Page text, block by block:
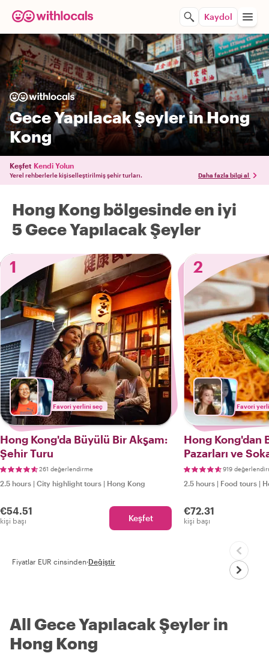
Kaydol
Gece Yapılacak Şeyler in Hong
Kong
Keşfet Kendi Yolun
Yerel rehberlerle kişiselleştirilmiş şehir turları. Daha fazla bilgi al
Hong Kong bölgesinde en iyi
5 Gece Yapılacak Şeyler
1
Favori yerlini seç
Hong Kong'da Büyülü Bir Akşam:
Şehir Turu
261 değerlendirme
2.5 hours | City highlight tours | Hong Kong
€54.51
kişi başı Keşfet
2
Favori
Hong Kong'dan
Pazarları ve
Turu
919
2.5 hours | Food tours |
€72.31
kişi başı
Fiyatlar EUR cinsinden·Değiştir
All Gece Yapılacak Şeyler in
Hong Kong